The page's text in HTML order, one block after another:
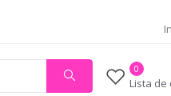
0
Lista de